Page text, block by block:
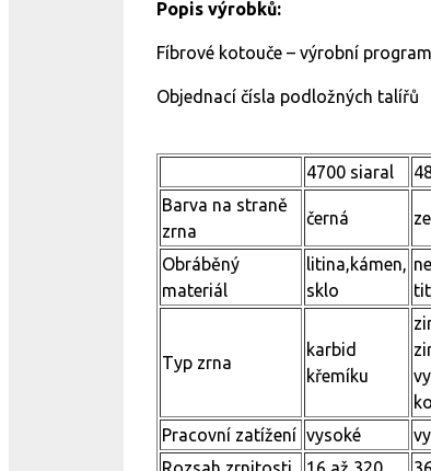
Popis výrobků:
Fíbrové kotouče – výrobní program
Objednací čísla podložných talířů
4700 siaral
Barva na straně
zrna
černá
Obráběný
materiál
litina,kámen,
sklo
Typ zrna
karbid
křemíku
Pracovní zatížení vysoké